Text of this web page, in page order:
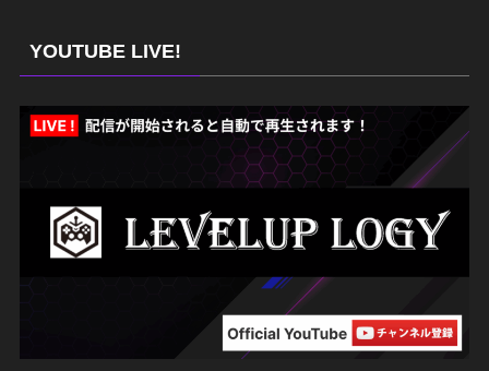
YOUTUBE LIVE!